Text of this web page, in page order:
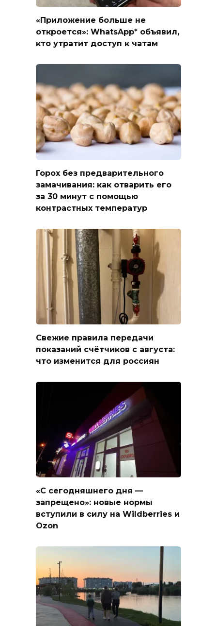
«Приложение больше не
откроется»: WhatsApp* объявил,
кто утратит доступ к чатам
Горох без предварительного
замачивания: как отварить его
за 30 минут с помощью
контрастных температур
Свежие правила передачи
показаний счётчиков с августа:
что изменится для россиян
«С сегодняшнего дня —
запрещено»: новые нормы
вступили в силу на Wildberries и
Ozon